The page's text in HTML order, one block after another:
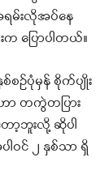
ရမ်းလိုအပ်နေ
ပြောပါတယ်။
ဉ်ပုံမှန် စိုက်ပျိုး
ာ တကွဲတပြား
ော့ဘူးလို့ ဆိုပါ
ဝင် ၂ နှစ်သာ ရှိ